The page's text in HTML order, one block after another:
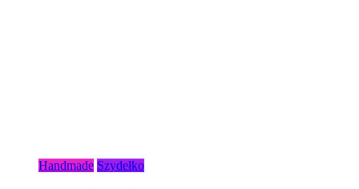
Handmade Szydełko